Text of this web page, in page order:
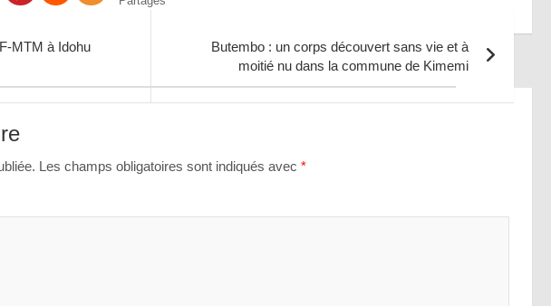
MTM à Idohu
Butembo : un corps découvert sans vie et à
moitié nu dans la commune de Kimemi
Les champs obligatoires sont indiqués avec *